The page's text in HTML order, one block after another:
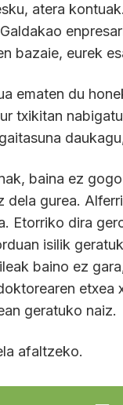
atera
bazaie, eurek
ematen du
txikitan
baina ez
dela gurea.
Etorriko dira
isilik
baino ez
etxea
geratuko naiz.
afaltzeko.